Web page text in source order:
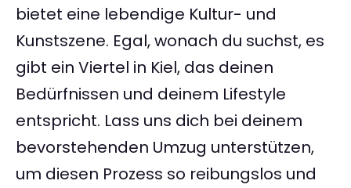
bietet eine lebendige Kultur- und
Kunstszene. Egal, wonach du suchst, es
gibt ein Viertel in Kiel, das deinen
Bedürfnissen und deinem Lifestyle
entspricht. Lass uns dich bei deinem
bevorstehenden Umzug unterstützen,
um diesen Prozess so reibungslos und